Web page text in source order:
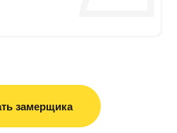
замерщика